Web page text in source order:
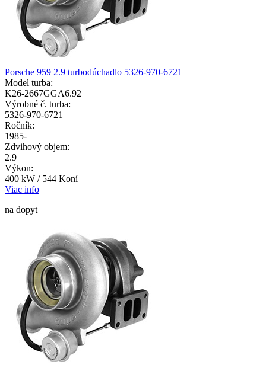
Porsche 959 2.9 turbodúchadlo 5326-970-6721
Model turba:
K26-2667GGA6.92
Výrobné č. turba:
5326-970-6721
Ročník:
1985-
Zdvihový objem:
2.9
Výkon:
400 kW / 544 Koní
Viac info
na dopyt